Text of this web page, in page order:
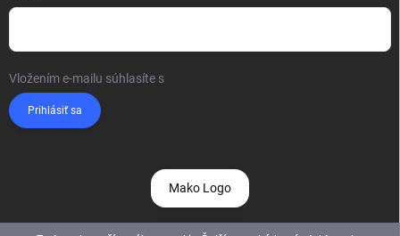
Vložením e-mailu súhlasíte s
Prihlásiť sa
Mako Logo